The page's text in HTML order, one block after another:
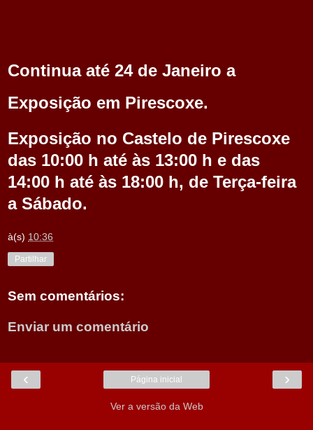
Continua até 24 de Janeiro a
Exposição em Pirescoxe.
Exposição no Castelo de Pirescoxe
das 10:00 h até às 13:00 h e das
14:00 h até às 18:00 h, de Terça-feira
a Sábado.
à(s) 10:36
Partilhar
Sem comentários:
Enviar um comentário
‹ ›
Página inicial
Ver a versão da Web